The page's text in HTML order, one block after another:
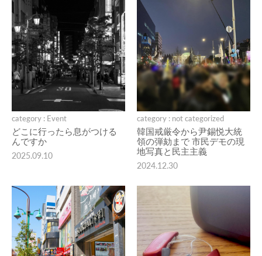
category : Event
どこに行ったら息がつける
んですか
2025.09.10
category : not categorized
韓国戒厳令から尹錫悦大統
領の弾劾まで 市民デモの現
地写真と民主主義
2024.12.30